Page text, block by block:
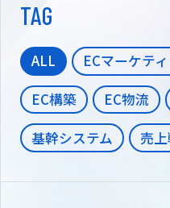
TAG
ALL ECマーケテ
EC構築
EC物流
基幹システム
売